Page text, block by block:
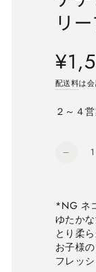
リ
定
価
配送料は
２～４
数
ラ
ル
マ
イ
ン
*NG ネ
ゆたか
とり柔ら
お子様
フレッ